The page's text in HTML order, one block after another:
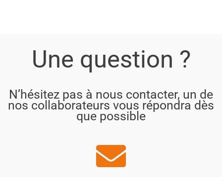
Une question ?
N’hésitez pas à nous contacter, un de
nos collaborateurs vous répondra dès
que possible